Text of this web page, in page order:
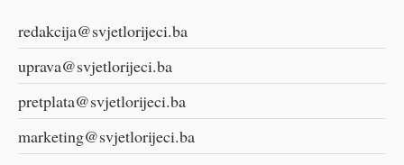
redakcija@svjetlorijeci.ba
uprava@svjetlorijeci.ba
pretplata@svjetlorijeci.ba
marketing@svjetlorijeci.ba